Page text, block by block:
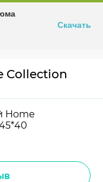
к. 1
Collection
Скачать